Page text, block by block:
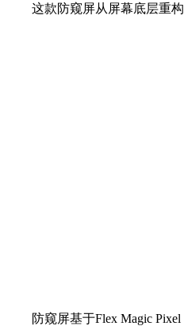
这款防窥屏从屏幕底层重构
防窥屏基于Flex Magic Pixel